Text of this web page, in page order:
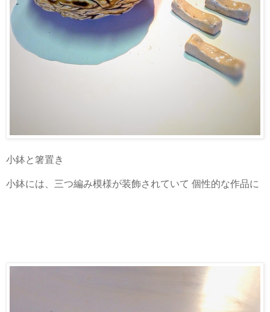
小鉢と箸置き
小鉢には、三つ編み模様が装飾されていて 個性的な作品に